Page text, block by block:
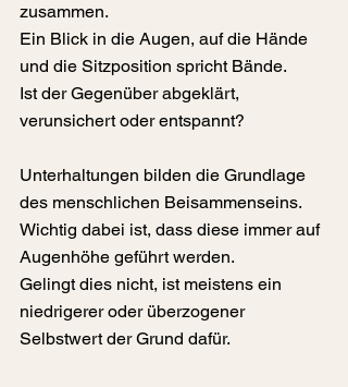
zusammen.
Ein Blick in die Augen, auf die Hände
und die Sitzposition spricht Bände.
Ist der Gegenüber abgeklärt,
verunsichert oder entspannt?
Unterhaltungen bilden die Grundlage
des menschlichen Beisammenseins.
Wichtig dabei ist, dass diese immer auf
Augenhöhe geführt werden.
Gelingt dies nicht, ist meistens ein
niedrigerer oder überzogener
Selbstwert der Grund dafür.